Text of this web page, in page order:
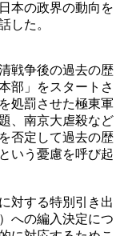
本の政界の動向を
した。
戦争後の過去の歴
部」をスタートさ
処罰させた極東軍
、南京大虐殺など
否定して過去の歴
いう憂慮を呼び起
対する特別引き出
への編入決定につ